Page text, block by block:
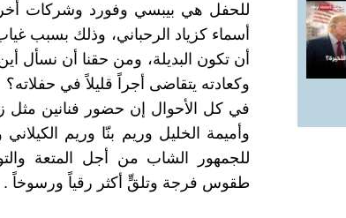
للحفل هي بيبسي وفورد وشركات أخرى
أسماء كزياد الرحباني، وذلك بسبب
أن تكون البديلة، ومن حقنا أن نسأل
وكعادته يتقاضى أجراً قليلاً في حفلاته؟
في كل الأحوال إن حضور فنانين مثل
وأميمة الخليل وريم بنّا وريم
للجمهور الشاب من أجل المتعة
طقوس فرجة وتلقٍّ أكثر رقياً ورسوخاً .